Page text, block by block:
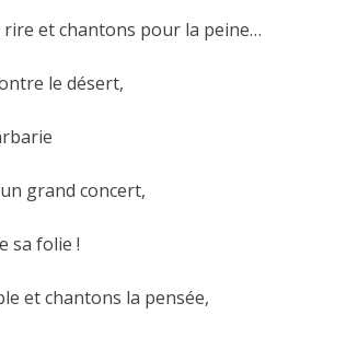
et chantons pour la peine…
le désert,
grand concert,
sa folie !
et chantons la pensée,